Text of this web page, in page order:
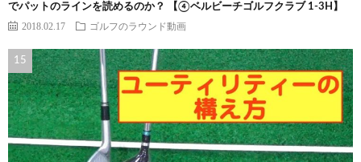
でパットのラインを読めるのか？ 【④ベルビーチゴルフクラブ 1-3H】
2018.02.17 ゴルフのラウンド動画